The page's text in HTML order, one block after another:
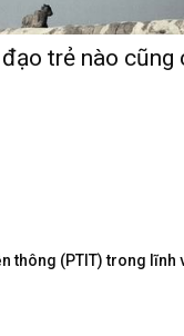
trẻ nào cũng
thông (PTIT) trong lĩnh